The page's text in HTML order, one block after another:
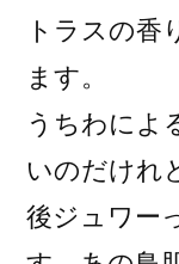
トラスの香
ます。
うちわによ
いのだけれ
後ジュワー